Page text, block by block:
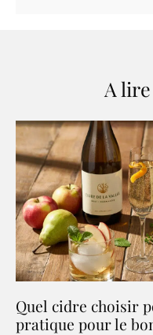
A
Quel cidre choisir
pratique pour le